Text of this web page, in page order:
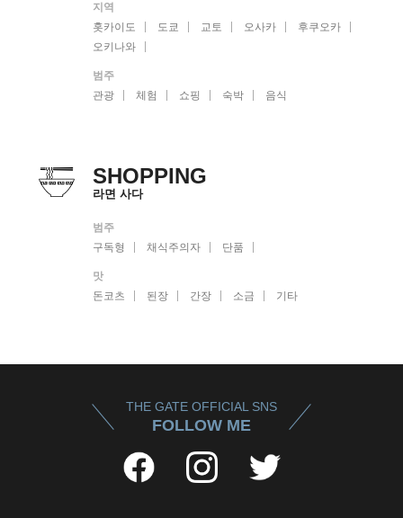
지역
홋카이도
도쿄 교토 오사카
후쿠오카
오키나와
범주
관광
체험 쇼핑 숙박 음식
SHOPPING
라면 사다
범주
구독형
채식주의자 단품
맛
돈코츠
된장 간장 소금 기타
THE GATE OFFICIAL SNS
FOLLOW ME